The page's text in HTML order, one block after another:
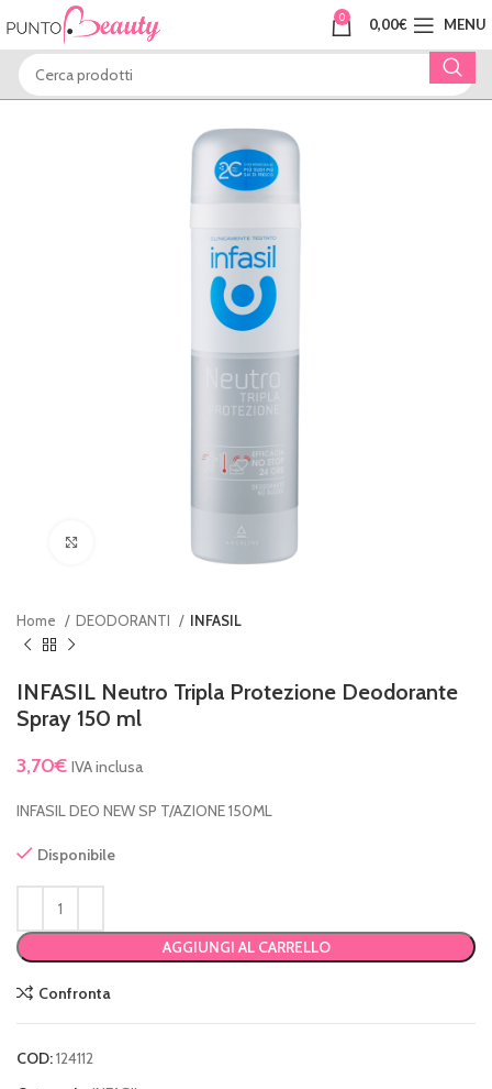
0 0,00€ MENU
Home DEODORANTI INFASIL
INFASIL Neutro Tripla Protezione Deodorante
Spray 150 ml
3,70€ IVA inclusa
INFASIL DEO NEW SP T/AZIONE 150ML
Disponibile
AGGIUNGI AL CARRELLO
Confronta
COD:124112